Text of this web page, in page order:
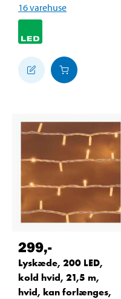
16varehuse
299,-
Lyskæde, 200 LED,
kold hvid, 21,5 m,
hvid, kan forlænges,